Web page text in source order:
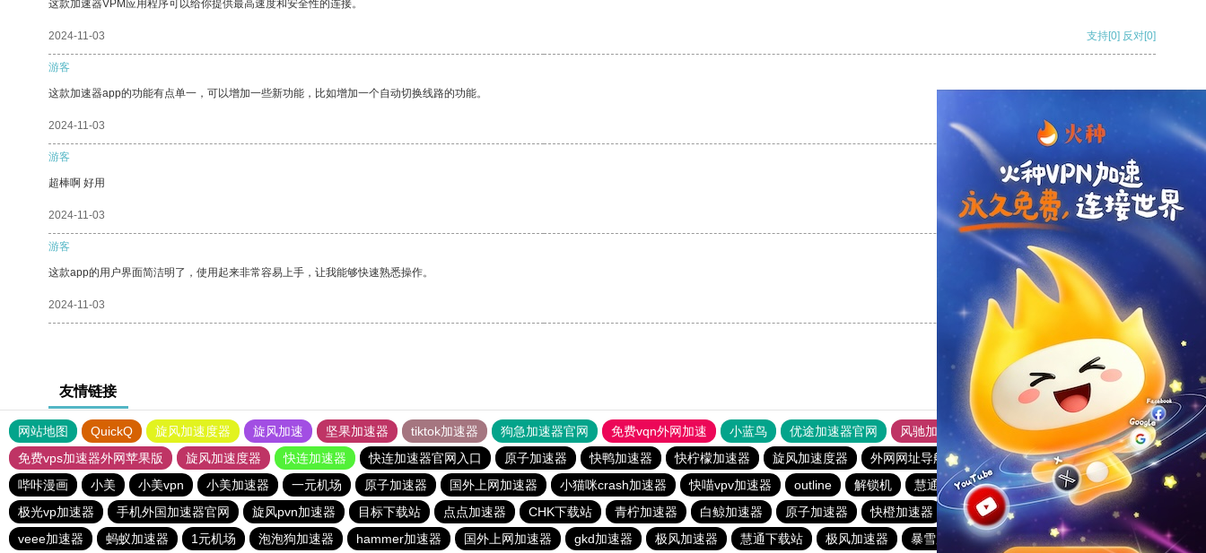
这款加速器VPM应用程序可以给你提供最高速度和安全性的连接。
2024-11-03 支持[0] 反对[0]
游客
这款加速器app的功能有点单一，可以增加一些新功能，比如增加一个自动切换线路的功能。
2024-11-03 支持
游客
超棒啊 好用
2024-11-03 支持[0] 反对[0]
游客
这款app的用户界面简洁明了，使用起来非常容易上手，让我能够快速熟悉操作。
2024-11-03 支持[0] 反对[0]
友情链接
网站地图 QuickQ 旋风加速度器 旋风加速 坚果加速器 tiktok加速器 狗急加速器官网 免费vqn外网加速 小蓝鸟 优途加速器官网 风驰加速器
旋风加速器
免费vps加速器外网苹果版
旋风加速度器 快连加速器 快连加速器官网入口 原子加速器 快鸭加速器 快柠檬加速器 旋风加速度器 外网网址导航 软件中心 雷霆加速
狂飙加速器
哔咔漫画
小美 小美vpn 小美加速器 一元机场 原子加速器 国外上网加速器 小猫咪crash加速器 快喵vpv加速器 outline 解锁机 慧通下载站 红海pro加速器
优云666
极光vp加速器
手机外国加速器官网 旋风pvn加速器 目标下载站 点点加速器 CHK下载站 青柠加速器 白鲸加速器 原子加速器 快橙加速器 pigcha加速器
酷通加速器
veee加速器
蚂蚁加速器 1元机场 泡泡狗加速器 hammer加速器 国外上网加速器 gkd加速器 极风加速器 慧通下载站 极风加速器 暴雪加速器 起飞加速器 番石榴加速器